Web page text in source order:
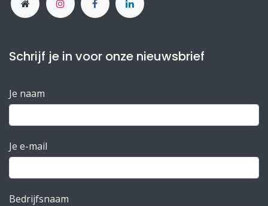
Schrijf je in voor onze nieuwsbrief
Je naam
Je e-mail
Bedrijfsnaam